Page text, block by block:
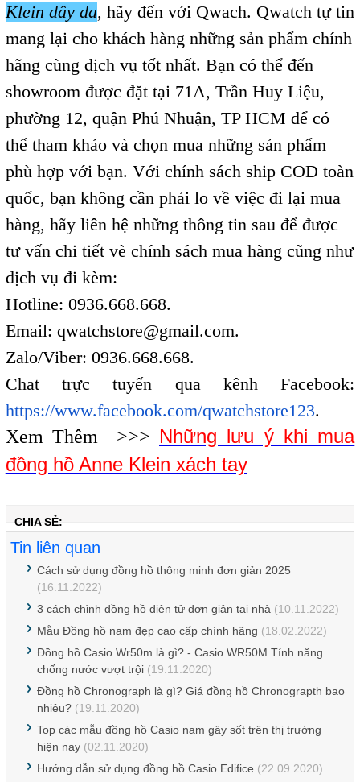
Klein dây da, hãy đến với Qwach. Qwatch tự tin
mang lại cho khách hàng những sản phẩm chính
hãng cùng dịch vụ tốt nhất. Bạn có thể đến
showroom được đặt tại 71A, Trần Huy Liệu,
phường 12, quận Phú Nhuận, TP HCM để có
thể tham khảo và chọn mua những sản phẩm
phù hợp với bạn. Với chính sách ship COD toàn
quốc, bạn không cần phải lo về việc đi lại mua
hàng, hãy liên hệ những thông tin sau để được
tư vấn chi tiết vè chính sách mua hàng cũng như
dịch vụ đi kèm:
Hotline: 0936.668.668.
Email: qwatchstore@gmail.com.
Zalo/Viber: 0936.668.668.
Chat trực tuyến qua kênh Facebook:
https://www.facebook.com/qwatchstore123.
Xem Thêm >>> Những lưu ý khi mua
đồng hồ Anne Klein xách tay
CHIA SẺ:
Tin liên quan
Cách sử dụng đồng hồ thông minh đơn giản 2025
(16.11.2022)
3 cách chỉnh đồng hồ điện tử đơn giản tại nhà (10.11.2022)
Mẫu Đồng hồ nam đẹp cao cấp chính hãng (18.02.2022)
Đồng hồ Casio Wr50m là gì? - Casio WR50M Tính năng
chống nước vượt trội(19.11.2020)
Đồng hồ Chronograph là gì? Giá đồng hồ Chronograpth bao
nhiêu?(19.11.2020)
Top các mẫu đồng hồ Casio nam gây sốt trên thị trường
hiện nay(02.11.2020)
Hướng dẫn sử dụng đồng hồ Casio Edifice (22.09.2020)